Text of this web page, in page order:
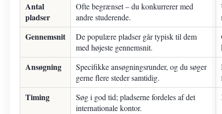
Antal
pladser
Ofte begrænset – du konkurrerer med
andre studerende.
Gennemsnit
De populære pladser går typisk til dem
med højeste gennemsnit.
Ansøgning
Specifikke ansøgningsrunder, og du søger
gerne flere steder samtidig.
Timing
Søg i god tid; pladserne fordeles af det
internationale kontor.